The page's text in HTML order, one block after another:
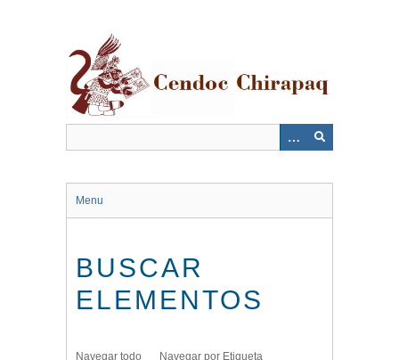
Menu
BUSCAR
ELEMENTOS
Navegar todo Navegar por Etiqueta